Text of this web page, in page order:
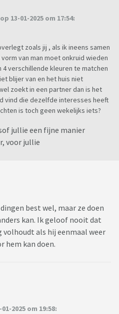
13-01-2025 om 17:54:
zoals jij , als ik ineens samen
van man moet onkruid wieden
4 verschillende kleuren te matchen
blijer van en het huis niet
zoekt in een partner dan is het
vind die dezelfde interesses heeft
is toch geen wekelijks iets?
jullie een fijne manier
voor jullie
best wel, maar ze doen
kan. Ik geloof nooit dat
volhoudt als hij eenmaal weer
hem kan doen.
2025 om 19:58: